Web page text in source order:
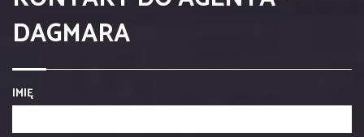
DAGMARA
IMIĘ